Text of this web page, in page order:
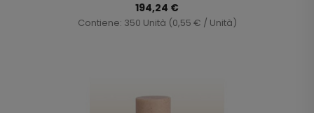
194,24 €
Contiene: 350 Unità (0,55 € / Unità)